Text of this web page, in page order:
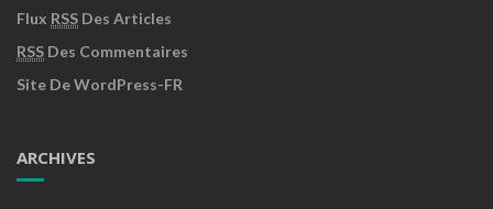
Flux RSS Des Articles
RSS Des Commentaires
Site De WordPress-FR
ARCHIVES